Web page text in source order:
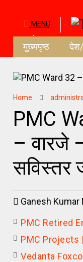
MENU
मुख्यपृष्ठ
Home
PMC
– वारजे
सविस्तर
Ganesh Kumar
PMC Retired
PMC Projects |
Vedanta